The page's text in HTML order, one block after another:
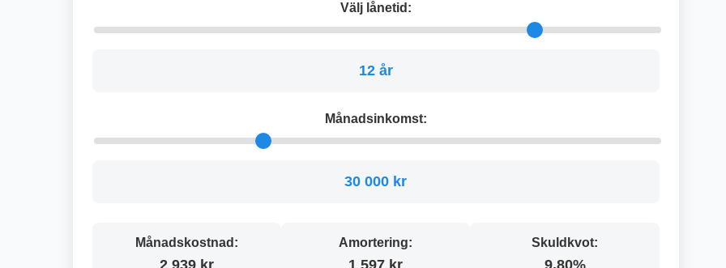
Välj lånetid:
12 år
Månadsinkomst:
30 000 kr
Månadskostnad: Amortering: Skuldkvot: